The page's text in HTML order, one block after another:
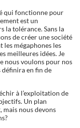
qui fonctionne pour
est un
la tolérance. Sans la
de créer une société
les mégaphones les
meilleures idées. Je
nous voulons pour nos
en fin de
à l’exploitation de
Un plan
nous devons